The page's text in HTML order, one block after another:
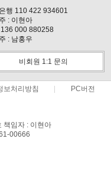
행 110 422 934601
: 이현아
000 880258
: 남홍우
비회원 1:1 문의
보처리방침 PC버전
책임자 : 이현아
00666